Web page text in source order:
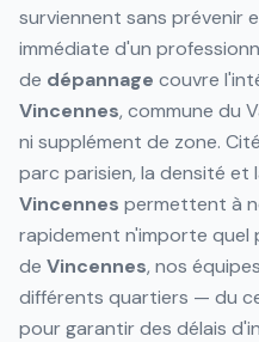
surviennent sans prévenir
immédiate d'un
de dépannage couvre
Vincennes, commune du
ni supplément de zone.
parc parisien, la densité et
Vincennes permettent à
rapidement n'importe quel
de Vincennes, nos
différents quartiers — du
pour garantir des délais